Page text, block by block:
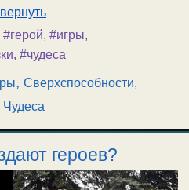
#герой, #игры,
, #чудеса
,Сверхспособности,
Чудеса
героев?